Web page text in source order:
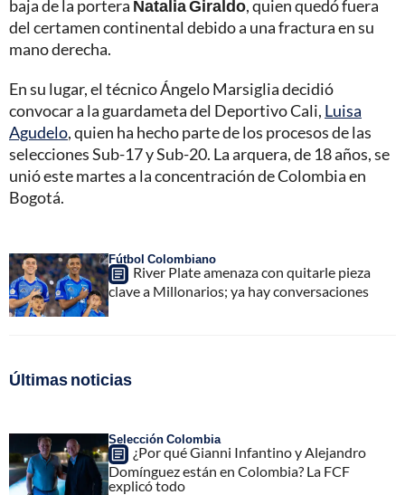
baja de la portera Natalia Giraldo, quien quedó fuera
del certamen continental debido a una fractura en su
mano derecha.
En su lugar, el técnico Ángelo Marsiglia decidió
convocar a la guardameta del Deportivo Cali, Luisa
Agudelo, quien ha hecho parte de los procesos de las
selecciones Sub-17 y Sub-20. La arquera, de 18 años, se
unió este martes a la concentración de Colombia en
Bogotá.
Fútbol Colombiano
River Plate amenaza con quitarle pieza
clave a Millonarios; ya hay conversaciones
Últimas noticias
Selección Colombia
¿Por qué Gianni Infantino y Alejandro
Domínguez están en Colombia? La FCF
explicó todo